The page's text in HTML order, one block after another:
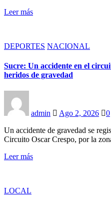
Leer más
DEPORTES NACIONAL
Sucre: Un accidente en el
heridos de gravedad
admin Ago 2, 2026
0
Un accidente de gravedad se
Circuito Oscar Crespo, por la
Leer más
LOCAL